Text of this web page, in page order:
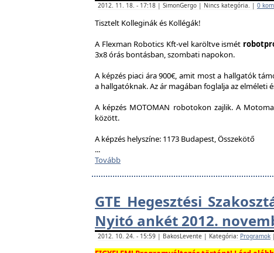
2012. 11. 18. - 17:18 | SimonGergo | Nincs kategória. | 0
Tisztelt Kolleginák és Kollégák!
A Flexman Robotics Kft-vel karöltve ismét
3x8 órás bontásban, szombati napokon.
A képzés piaci ára 900€, amit most a hallgatók
a hallgatóknak. Az ár magában foglalja az
A képzés MOTOMAN robotokon zajlik. A
között.
A képzés helyszíne: 1173 Budapest, Összekötő
...
Tovább
GTE Hegesztési
Nyitó ankét 2012.
2012. 10. 24. - 15:59 | BakosLevente | Kategória: Programok |